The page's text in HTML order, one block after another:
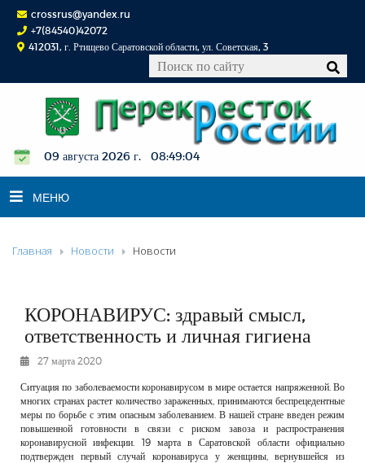
crossrus@yandex.ru
+7(84540)42072
412031, г. Ртищево Саратовской области, ул. Советская, 3
09 августа 2026 г. 08:49:04
МЕНЮ
НОВОСТИ
К СВЕДЕНИЮ
КОНКУРСЫ
ФОТОРЕПОРТАЖИ
РЕКЛАМОДАТЕЛЯМ
ОБЪЯВЛЕНИЯ
КОНТАКТЫ
Главная Новости Новости
КОРОНАВИРУС: здравый смысл,
ответственность и личная гигиена
27 марта 2020
Ситуация по заболеваемости коронавирусом в мире остается напряженной. Во
многих странах растет количество зараженных, принимаются беспрецедентные
меры по борьбе с этим опасным заболеванием. В нашей стране введен режим
повышенной готовности в связи с риском завоза и распространения
коронавирусной инфекции. 19 марта в Саратовской области официально
подтвержден первый случай коронавируса у женщины, вернувшейся из